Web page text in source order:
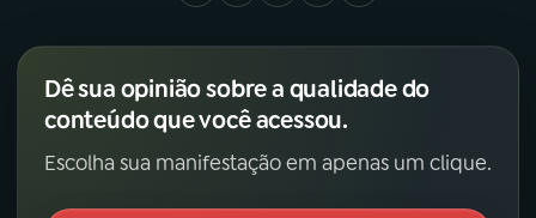
Dê sua opinião sobre a qualidade do
conteúdo que você acessou.
Escolha sua manifestação em apenas um clique.